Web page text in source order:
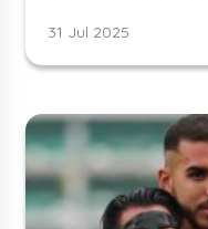
31 Jul 2025